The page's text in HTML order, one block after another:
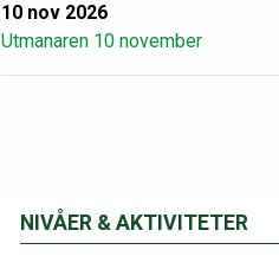
10 nov 2026
Utmanaren 10 november
NIVÅER & AKTIVITETER